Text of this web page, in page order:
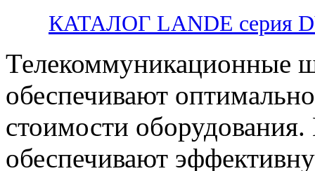
КАТАЛОГ LANDE серия
Телекоммуникационные
обеспечивают
стоимости
обеспечивают